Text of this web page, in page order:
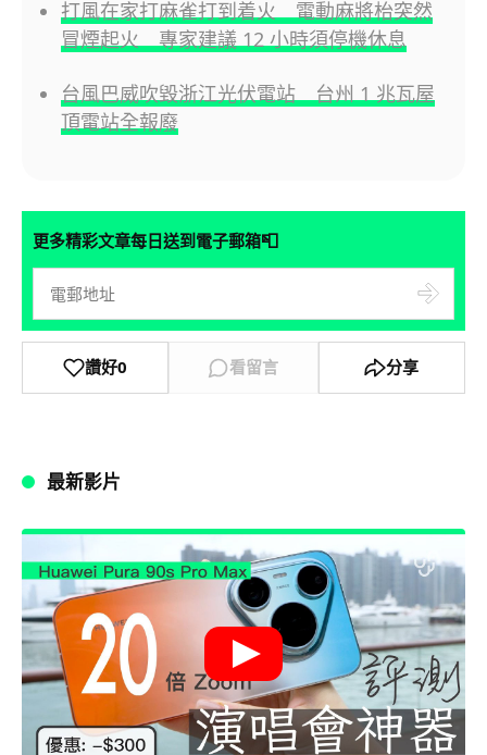
打風在家打麻雀打到着火 電動麻將枱突然
冒煙起火 專家建議 12 小時須停機休息
台風巴威吹毀浙江光伏電站 台州 1 兆瓦屋
頂電站全報廢
更多精彩文章每日送到電子郵箱📮
讚好0 看留言 分享
最新影片